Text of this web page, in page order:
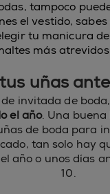
tampoco
el vestido,
tu manicura
más
uñas
invitada de
el año. Una
de boda para
tan solo hay
año o unos días
10.